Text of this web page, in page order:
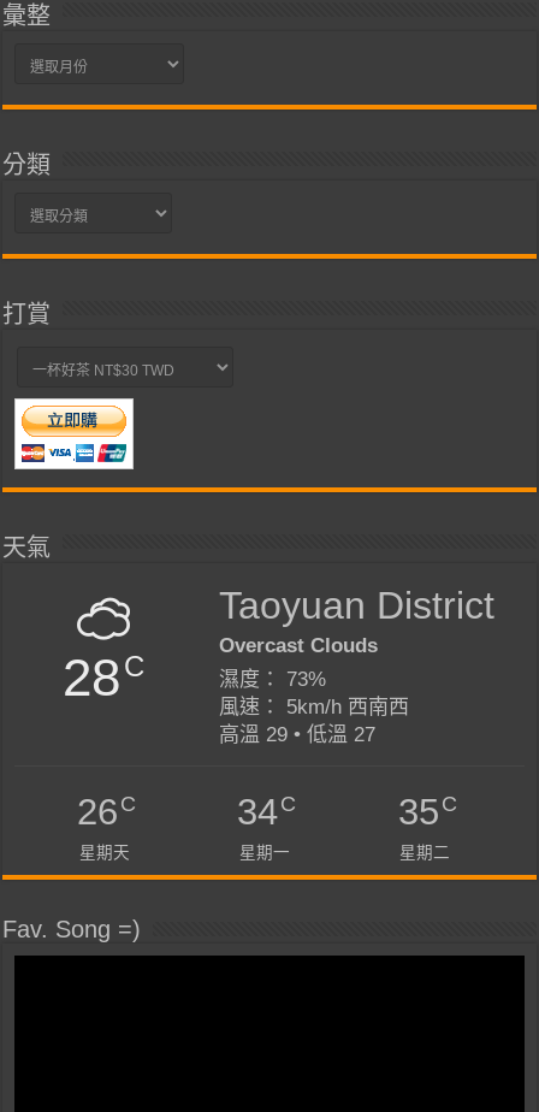
彙整
彙
分類
分
打賞
天氣
28C
Taoyuan District
Overcast Clouds
濕度： 73%
風速： 5km/h 西南西
高溫 29 • 低溫 27
26C
星期天
34C
星期一
35C
星期二
Fav. Song =)